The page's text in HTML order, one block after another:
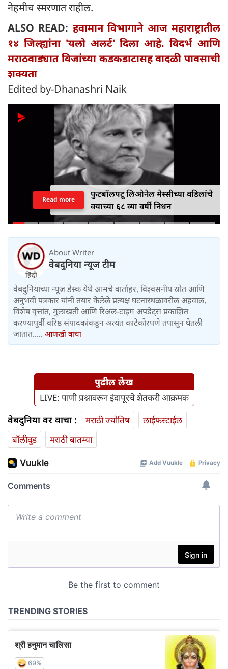
नेहमीच स्मरणात राहील.
ALSO READ: हवामान विभागाने आज महाराष्ट्रातील
१४ जिल्ह्यांना 'यलो अलर्ट' दिला आहे. विदर्भ आणि
मराठवाड्यात विजांच्या कडकडाटासह वादळी पावसाची
शक्यता
Edited by-Dhanashri Naik
फुटबॉलपटू लिओनेल मेस्सीच्या वडिलांचे
वयाच्या ६८ व्या वर्षी निधन
Read more
About Writer
वेबदुनिया न्यूज टीम
वेबदुनियाच्या न्यूज डेस्क येथे आमचे वार्ताहर, विश्वसनीय स्रोत आणि
अनुभवी पत्रकार यांनी तयार केलेले प्रत्यक्ष घटनास्थळावरील अहवाल,
विशेष वृत्तांत, मुलाखती आणि रिअल-टाइम अपडेट्स प्रकाशित
करण्यापूर्वी वरिष्ठ संपादकांकडून अत्यंत काटेकोरपणे तपासून घेतली
जातात..... आणखी वाचा
पुढील लेख
LIVE: पाणी प्रश्नावरून इंदापूरचे शेतकरी आक्रमक
वेबदुनिया वर वाचा : मराठी ज्योतिष
लाईफस्टाईल
बॉलीवूड
मराठी बातम्या